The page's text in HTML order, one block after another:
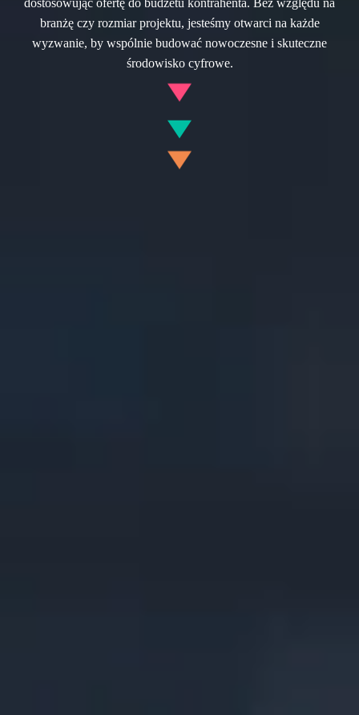
dostosowując ofertę do budżetu kontrahenta. Bez względu na
branżę czy rozmiar projektu, jesteśmy otwarci na każde
wyzwanie, by wspólnie budować nowoczesne i skuteczne
środowisko cyfrowe.